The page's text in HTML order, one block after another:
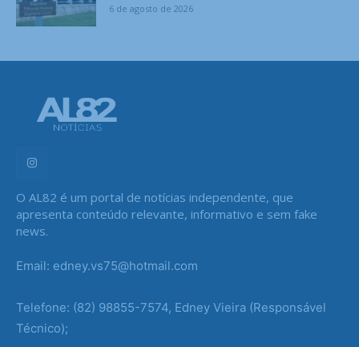
6 de agosto de 2026
O AL82 é um portal de notícias independente, que
apresenta conteúdo relevante, informativo e sem fake
news.
Email: edney.vs75@hotmail.com
Telefone: (82) 98855-7574, Edney Vieira (Responsável
Técnico);